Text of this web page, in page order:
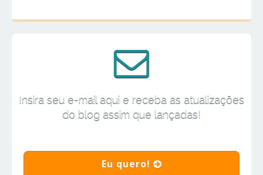
Insira seu e-mail aqui e receba as atualizações
do blog assim que lançadas!
Eu quero!